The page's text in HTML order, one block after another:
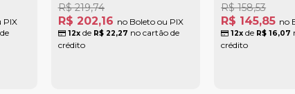
PIX R$ 202,16 no Boleto ou PIX
R$ 219,74
12xde R$ 22,27 no cartão de
crédito
R$ 145,85 no
R$ 158,53
12x de R$ 16,07
crédito